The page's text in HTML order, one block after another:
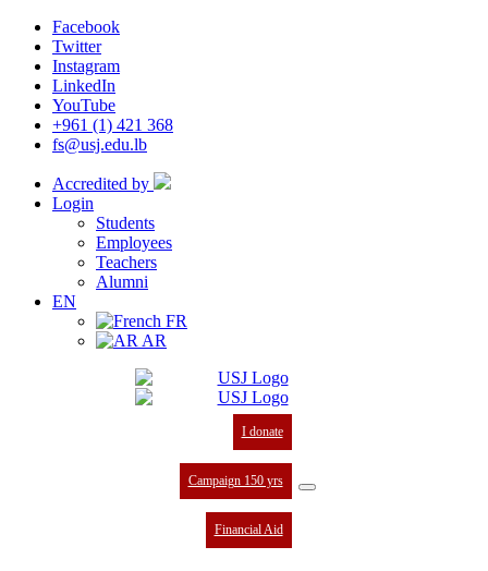
Facebook
Twitter
Instagram
LinkedIn
YouTube
+961 (1) 421 368
fs@usj.edu.lb
Accredited by
Login
Students
Employees
Teachers
Alumni
EN
FR
AR
I donate
Campaign 150 yrs
Financial Aid